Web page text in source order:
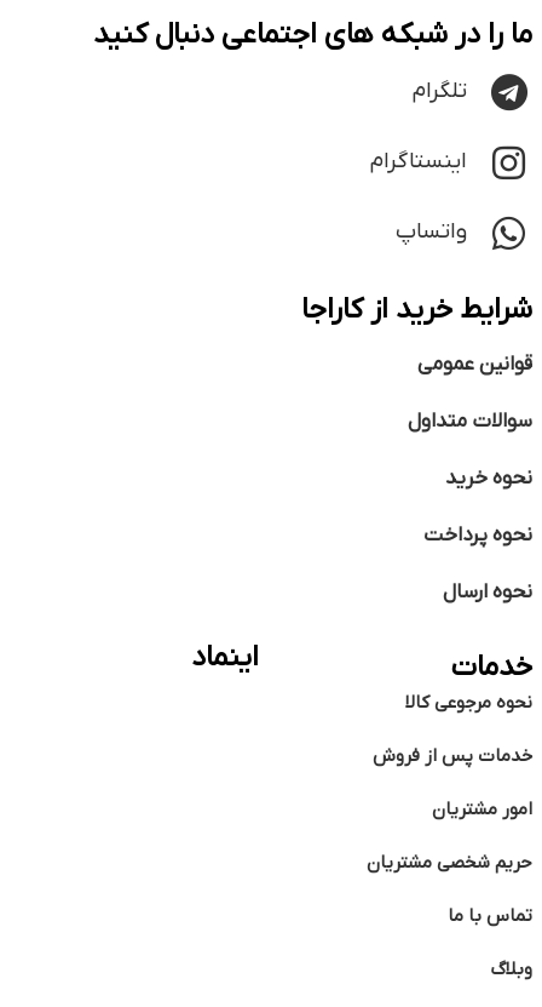
ما را در شبکه های اجتماعی دنبال کنید
تلگرام
اینستاگرام
واتساپ
شرایط خرید از کاراجا
قوانین عمومی
سوالات متداول
نحوه خرید
نحوه پرداخت
نحوه ارسال
خدمات
نحوه مرجوعی کالا
خدمات پس از فروش
امور مشتریان
حریم شخصی مشتریان
تماس با ما
وبلاگ
اینماد